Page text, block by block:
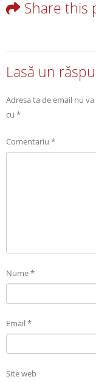
Share this
Lasă un
Adresa ta de email nu
cu *
Comentariu *
Nume*
Email*
Site web